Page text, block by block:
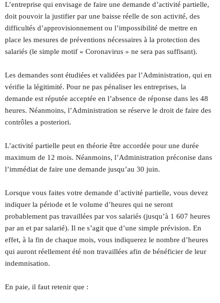
L’entreprise qui envisage de faire une demande d’activité partielle,
doit pouvoir la justifier par une baisse réelle de son activité, des
difficultés d’approvisionnement ou l’impossibilité de mettre en
place les mesures de préventions nécessaires à la protection des
salariés (le simple motif « Coronavirus » ne sera pas suffisant).
Les demandes sont étudiées et validées par l’Administration, qui en
vérifie la légitimité. Pour ne pas pénaliser les entreprises, la
demande est réputée acceptée en l’absence de réponse dans les 48
heures. Néanmoins, l’Administration se réserve le droit de faire des
contrôles a posteriori.
L’activité partielle peut en théorie être accordée pour une durée
maximum de 12 mois. Néanmoins, l’Administration préconise dans
l’immédiat de faire une demande jusqu’au 30 juin.
Lorsque vous faites votre demande d’activité partielle, vous devez
indiquer la période et le volume d’heures qui ne seront
probablement pas travaillées par vos salariés (jusqu’à 1 607 heures
par an et par salarié). Il ne s’agit que d’une simple prévision. En
effet, à la fin de chaque mois, vous indiquerez le nombre d’heures
qui auront réellement été non travaillées afin de bénéficier de leur
indemnisation.
En paie, il faut retenir que :